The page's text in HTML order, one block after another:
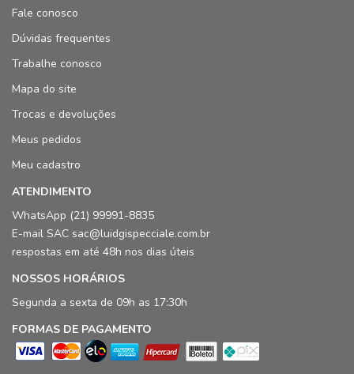
Fale conosco
Dúvidas frequentes
Trabalhe conosco
Mapa do site
Trocas e devoluções
Meus pedidos
Meu cadastro
ATENDIMENTO
WhatsApp (21) 99991-8835
E-mail SAC sac@luidgispecciale.com.br
respostas em até 48h nos dias úteis
NOSSOS HORÁRIOS
Segunda a sexta de 09h as 17:30h
FORMAS DE PAGAMENTO